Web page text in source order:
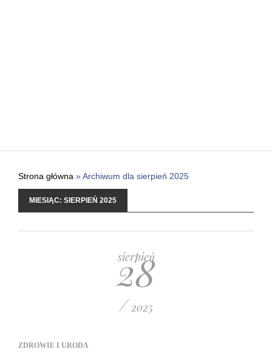
Strona główna »Archiwum dla sierpień 2025
MIESIĄC: SIERPIEŃ 2025
sierpień
28
/ 2025
ZDROWIE I URODA